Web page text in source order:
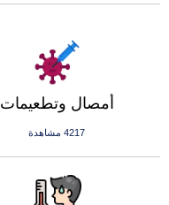
أمصال وتطعيمات
4217 مشاهدة